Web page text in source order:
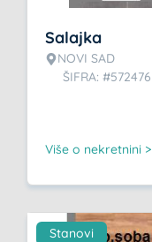
Salajka
NOVI SAD
ŠIFRA: #572476
Više o nekretnini >
Stanovi